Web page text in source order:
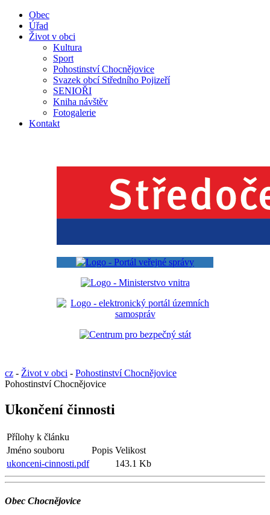
Obec
Úřad
Život v obci
Kultura
Sport
Pohostinství Chocnějovice
Svazek obcí Středního Pojizeří
SENIOŘI
Kniha návštěv
Fotogalerie
Kontakt
cz - Život v obci - Pohostinství Chocnějovice
Pohostinství Chocnějovice
Ukončení činnosti
Přílohy k článku
Jméno souboru
Popis Velikost
ukonceni-cinnosti.pdf
143.1 Kb
Obec Chocnějovice